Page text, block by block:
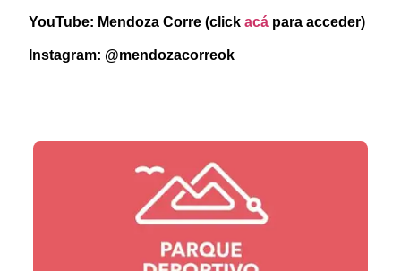
YouTube: Mendoza Corre (click acápara acceder)
Instagram: @mendozacorreok